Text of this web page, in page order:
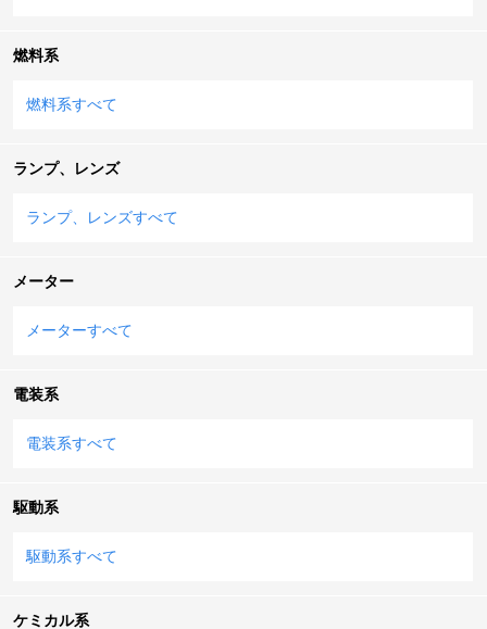
燃料系
燃料系すべて
ランプ、レンズ
ランプ、レンズすべて
メーター
メーターすべて
電装系
電装系すべて
駆動系
駆動系すべて
ケミカル系